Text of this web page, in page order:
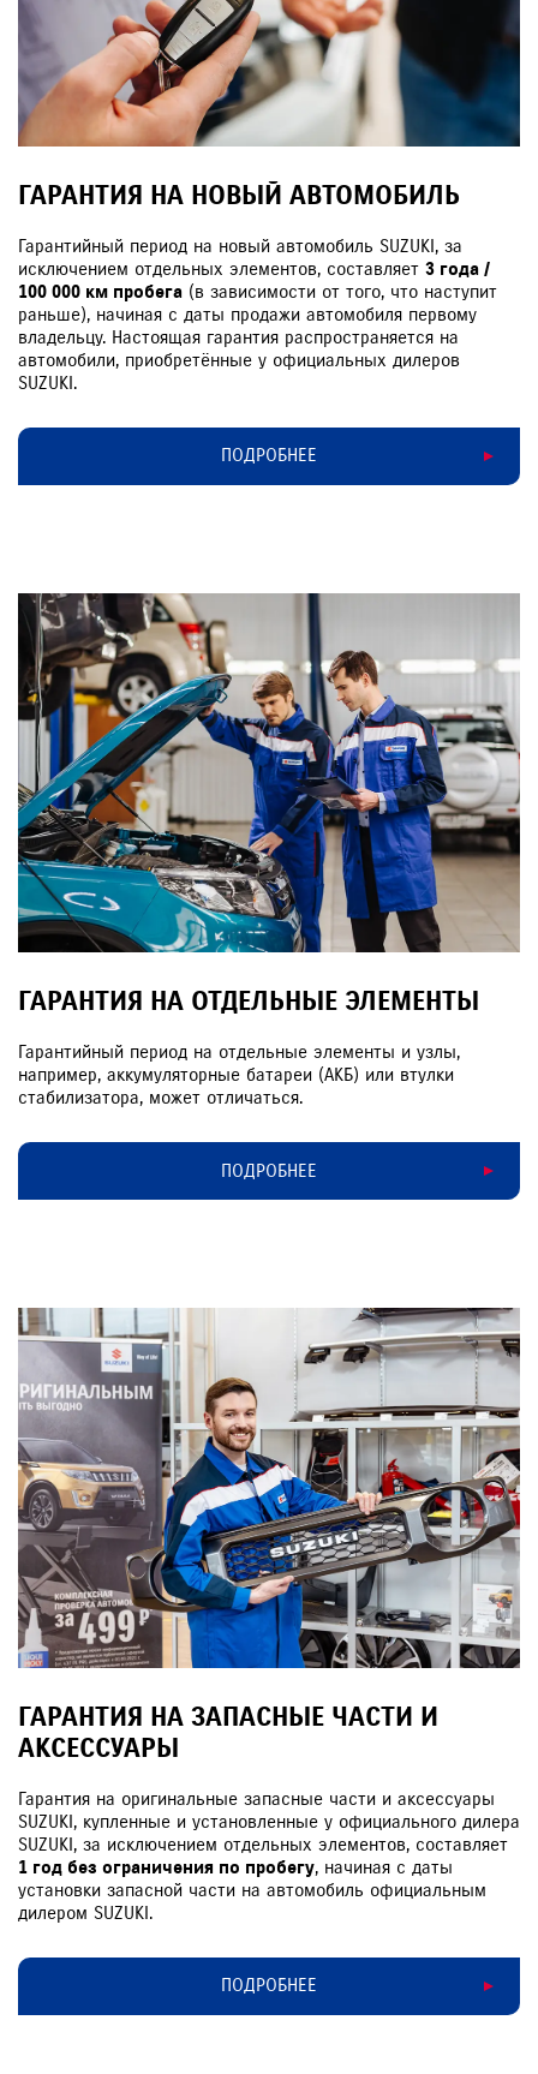
ГАРАНТИЯ НА НОВЫЙ АВТОМОБИЛЬ
Гарантийный период на новый автомобиль SUZUKI, за
исключением отдельных элементов, составляет 3 года /
100 000 км пробега (в зависимости от того, что наступит
раньше), начиная с даты продажи автомобиля первому
владельцу. Настоящая гарантия распространяется на
автомобили, приобретённые у официальных дилеров
SUZUKI.
ПОДРОБНЕЕ
ГАРАНТИЯ НА ОТДЕЛЬНЫЕ ЭЛЕМЕНТЫ
Гарантийный период на отдельные элементы и узлы,
например, аккумуляторные батареи (АКБ) или втулки
стабилизатора, может отличаться.
ПОДРОБНЕЕ
ГАРАНТИЯ НА ЗАПАСНЫЕ ЧАСТИ И
АКСЕССУАРЫ
Гарантия на оригинальные запасные части и аксессуары
SUZUKI, купленные и установленные у официального дилера
SUZUKI, за исключением отдельных элементов, составляет
1 год без ограничения по пробегу, начиная с даты
установки запасной части на автомобиль официальным
дилером SUZUKI.
ПОДРОБНЕЕ